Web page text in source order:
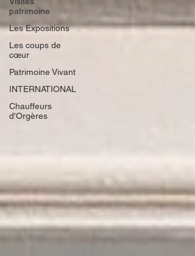
patrimoine
Les Expositions
Les coups de
cœur
Patrimoine Vivant
INTERNATIONAL
Chauffeurs
d'Orgères